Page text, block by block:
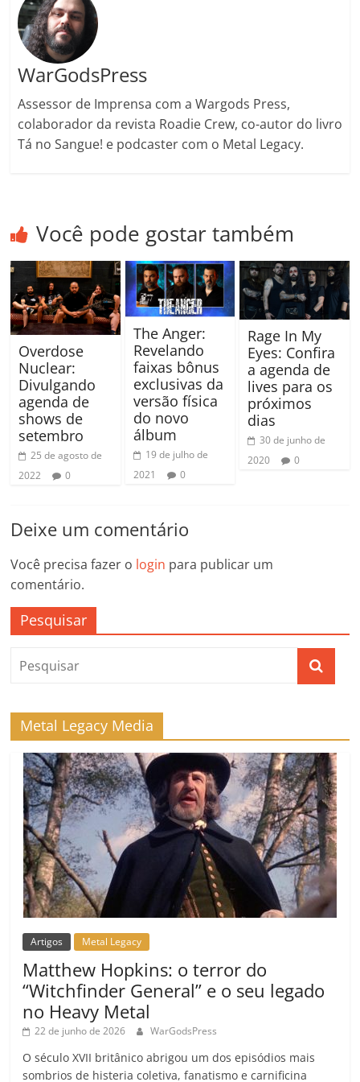
WarGodsPress
Assessor de Imprensa com a Wargods Press,
colaborador da revista Roadie Crew, co-autor do livro
Tá no Sangue! e podcaster com o Metal Legacy.
Você pode gostar também
Overdose
Nuclear:
Divulgando
agenda de
shows de
setembro
25 de agosto de
2022
0
The Anger:
Revelando
faixas bônus
exclusivas da
versão física
do novo
álbum
19 de julho de
2021
0
Rage In My
Eyes: Confira
a agenda de
lives para os
próximos
dias
30 de junho de
2020
0
Deixe um comentário
Você precisa fazer o login para publicar um
comentário.
Pesquisar
Metal Legacy Media
Artigos Metal Legacy
Matthew Hopkins: o terror do
“Witchfinder General” e o seu legado
no Heavy Metal
22 de junho de 2026 WarGodsPress
O século XVII britânico abrigou um dos episódios mais
sombrios de histeria coletiva, fanatismo e carnificina